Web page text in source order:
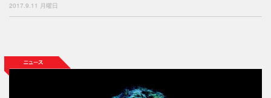
n
2017.9.11 月曜日